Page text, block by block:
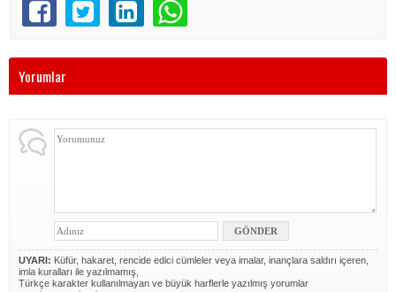
Yorumlar
UYARI: Küfür, hakaret, rencide edici cümleler veya imalar, inançlara saldırı içeren,
imla kuralları ile yazılmamış,
Türkçe karakter kullanılmayan ve büyük harflerle yazılmış yorumlar